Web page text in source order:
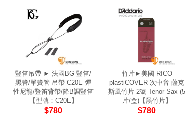
豎笛吊帶 ► 法國BG 豎笛/
黑管/單簧管 吊帶 C20E 彈
性尼龍/豎笛背帶/降B調豎笛
【型號：C20E】
$780
竹片►美國 RICO
plastiCOVER 次中音 薩克
斯風竹片 2號 Tenor Sax (5
片/盒)【黑竹片】
$780